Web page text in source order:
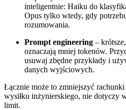
inteligentnie: Haiku do
Opus tylko wtedy, gdy
rozumowania.
Prompt engineering –
oznaczają mniej tokenów.
usuwaj zbędne przykłady i
danych wyjściowych.
Łącznie może to zmniejszyć rachunki
wysiłku inżynierskiego, nie dotyczy
limit.